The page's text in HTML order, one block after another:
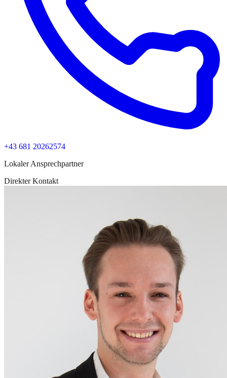
+43 681 20262574
Lokaler Ansprechpartner
Direkter Kontakt